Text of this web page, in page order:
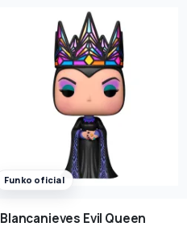
Funko oficial
Blancanieves Evil Queen